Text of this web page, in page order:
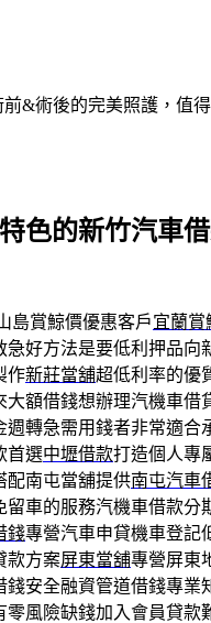
&術後的完美照護，值
色的新竹汽車
島賞鯨價優惠客戶宜蘭賞
急好方法是要低利押品向
作新莊當舖超低利率的優
額借錢想辦理汽機車借
週轉急需用錢者非常適合
首選中壢借款打造個人專
配南屯當舖提供南屯汽車
留車的服務汽機車借款分
錢專營汽車申貸機車登記
款方案屏東當舖專營屏東
錢安全融資管道借錢專業
零風險缺錢加入會員貸款